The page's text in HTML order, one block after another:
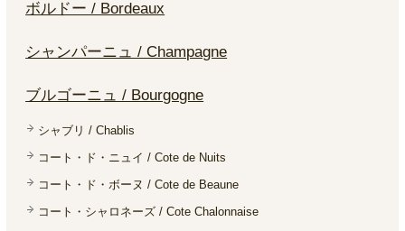
ボルドー / Bordeaux
シャンパーニュ / Champagne
ブルゴーニュ / Bourgogne
シャブリ / Chablis
コート・ド・ニュイ / Cote de Nuits
コート・ド・ボーヌ / Cote de Beaune
コート・シャロネーズ / Cote Chalonnaise